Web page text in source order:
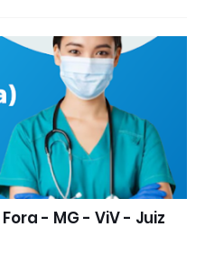
- MG - ViV - Juiz